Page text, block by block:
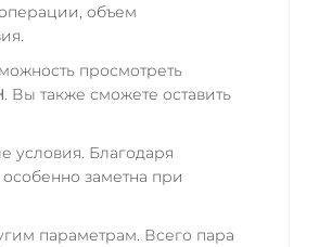
объем
просмотреть
. Вы также сможете оставить
условия. Благодаря
заметна при
параметрам. Всего пара